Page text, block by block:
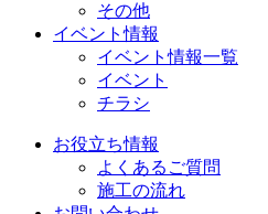
その他
イベント情報
イベント情報一覧
イベント
チラシ
お役立ち情報
よくあるご質問
施工の流れ